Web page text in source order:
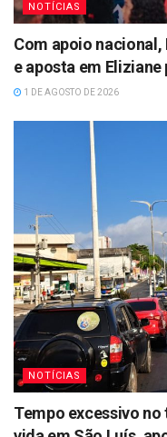
NOTÍCIAS
Com apoio nacional,
e aposta em Eliziane
1 DE AGOSTO DE 2026
NOTÍCIAS
Tempo excessivo